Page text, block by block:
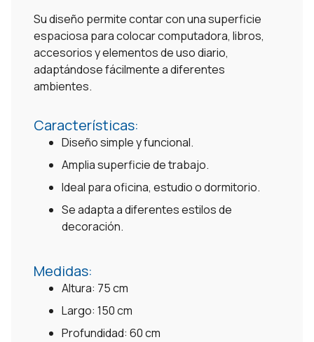
Su diseño permite contar con una superficie
espaciosa para colocar computadora, libros,
accesorios y elementos de uso diario,
adaptándose fácilmente a diferentes
ambientes.
Características:
Diseño simple y funcional.
Amplia superficie de trabajo.
Ideal para oficina, estudio o dormitorio.
Se adapta a diferentes estilos de
decoración.
Medidas:
Altura: 75 cm
Largo: 150 cm
Profundidad: 60 cm